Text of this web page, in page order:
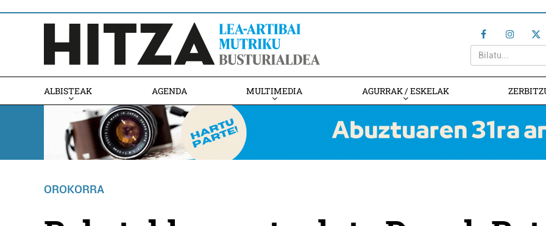
ALBISTEAK AGENDA MULTIMEDIA AGURRAK / ESKELAK
OROKORRA